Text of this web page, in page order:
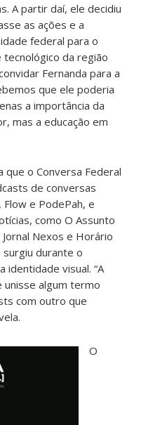
A partir daí, ele decidiu
as ações e a
federal para o
da região
Fernanda para a
que ele poderia
a importância da
mas a educação em
o Conversa Federal
de conversas
e PodePah, e
como O Assunto
Nexos e Horário
surgiu durante o
identidade visual. “A
unisse algum termo
com outro que
O